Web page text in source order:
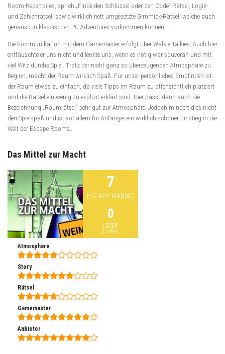
Room-Repertoires, sprich „Finde den Schlüssel oder den Code“-Rätsel, Logik-
und Zahlenrätsel, sowie wirklich nett umgesetzte Gimmick-Rätsel, welche auch
genauso in klassischen PC-Adventures vorkommen können.
Die Kommunikation mit dem Gamemaster erfolgt über Walkie-Talkies. Auch hier
enttäuschte er uns nicht und lenkte uns, wenn es nötig war souverän und mit
viel Witz durchs Spiel. Trotz der nicht ganz so überzeugenden Atmosphäre zu
Beginn, macht der Raum wirklich Spaß. Für unser persönliches Empfinden ist
der Raum etwas zu einfach, da viele Tipps im Raum zu offensichtlich platziert
und die Rätsel ein wenig zu explizit erklärt sind. Hier passt dann auch die
Bezeichnung „Raumrätsel“ sehr gut zur Atmosphäre. Jedoch mindert dies nicht
den Spielspaß und ist vor allem für Anfänger ein wirklich schöner Einstieg in die
Welt der Escape Rooms.
Das Mittel zur Macht
7
ESCAPE MANIAC
0
LESER
(0 votes)
Atmosphäre
Story
Rätsel
Gamemaster
Anbieter